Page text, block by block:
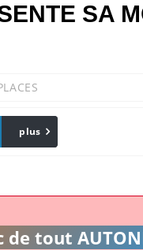
SA
Email
plus
tout